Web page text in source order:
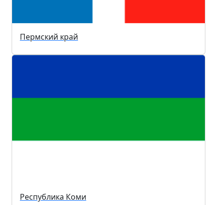
Пермский край
Республика Коми